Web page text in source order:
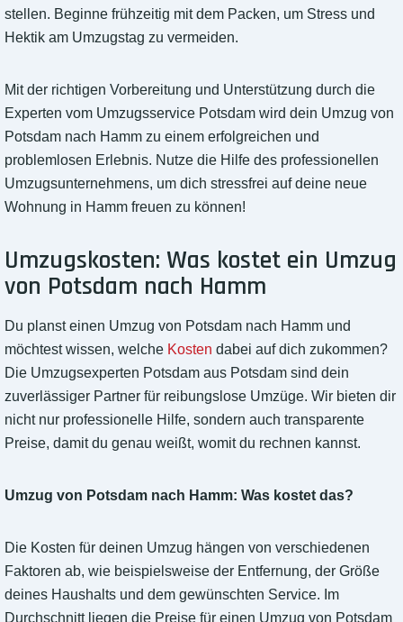
stellen. Beginne frühzeitig mit dem Packen, um Stress und
Hektik am Umzugstag zu vermeiden.
Mit der richtigen Vorbereitung und Unterstützung durch die
Experten vom Umzugsservice Potsdam wird dein Umzug von
Potsdam nach Hamm zu einem erfolgreichen und
problemlosen Erlebnis. Nutze die Hilfe des professionellen
Umzugsunternehmens, um dich stressfrei auf deine neue
Wohnung in Hamm freuen zu können!
Umzugskosten: Was kostet ein Umzug
von Potsdam nach Hamm
Du planst einen Umzug von Potsdam nach Hamm und
möchtest wissen, welche Kosten dabei auf dich zukommen?
Die Umzugsexperten Potsdam aus Potsdam sind dein
zuverlässiger Partner für reibungslose Umzüge. Wir bieten dir
nicht nur professionelle Hilfe, sondern auch transparente
Preise, damit du genau weißt, womit du rechnen kannst.
Umzug von Potsdam nach Hamm: Was kostet das?
Die Kosten für deinen Umzug hängen von verschiedenen
Faktoren ab, wie beispielsweise der Entfernung, der Größe
deines Haushalts und dem gewünschten Service. Im
Durchschnitt liegen die Preise für einen Umzug von Potsdam